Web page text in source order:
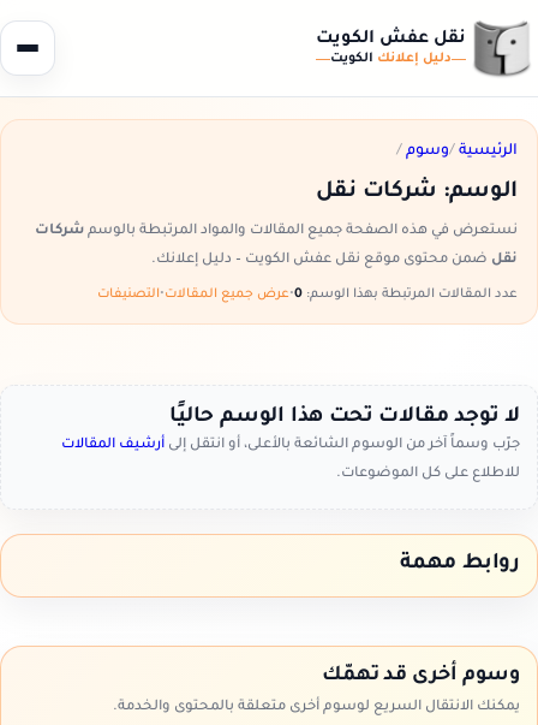
نقل عفش الكويت
دليل إعلانك الكويت
الرئيسية /وسوم /
الوسم: شركات نقل
نستعرض في هذه الصفحة جميع المقالات والمواد المرتبطة بالوسم شركات
نقل ضمن محتوى موقع نقل عفش الكويت – دليل إعلانك.
عدد المقالات المرتبطة بهذا الوسم: •عرض جميع المقالات•التصنيفات
لا توجد مقالات تحت هذا الوسم حاليًا
جرّب وسماً آخر من الوسوم الشائعة بالأعلى، أو انتقل إلى أرشيف المقالات
للاطلاع على كل الموضوعات.
روابط مهمة
وسوم أخرى قد تهمّك
يمكنك الانتقال السريع لوسوم أخرى متعلقة بالمحتوى والخدمة.